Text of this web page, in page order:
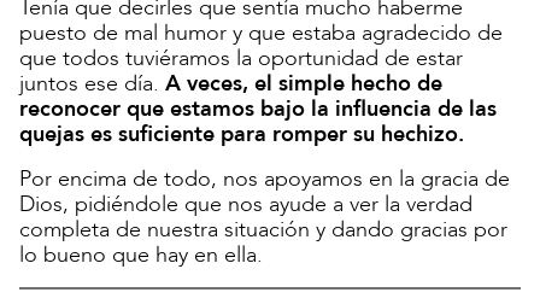
Tenía que decirles que sentía mucho haberme
puesto de mal humor y que estaba agradecido de
que todos tuviéramos la oportunidad de estar
juntos ese día. A veces, el simple hecho de
reconocer que estamos bajo la influencia de las
quejas es suficiente para romper su hechizo.
Por encima de todo, nos apoyamos en la gracia de
Dios, pidiéndole que nos ayude a ver la verdad
completa de nuestra situación y dando gracias por
lo bueno que hay en ella.